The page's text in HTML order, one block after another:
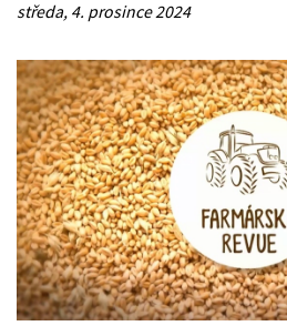
středa, 4. prosince 2024